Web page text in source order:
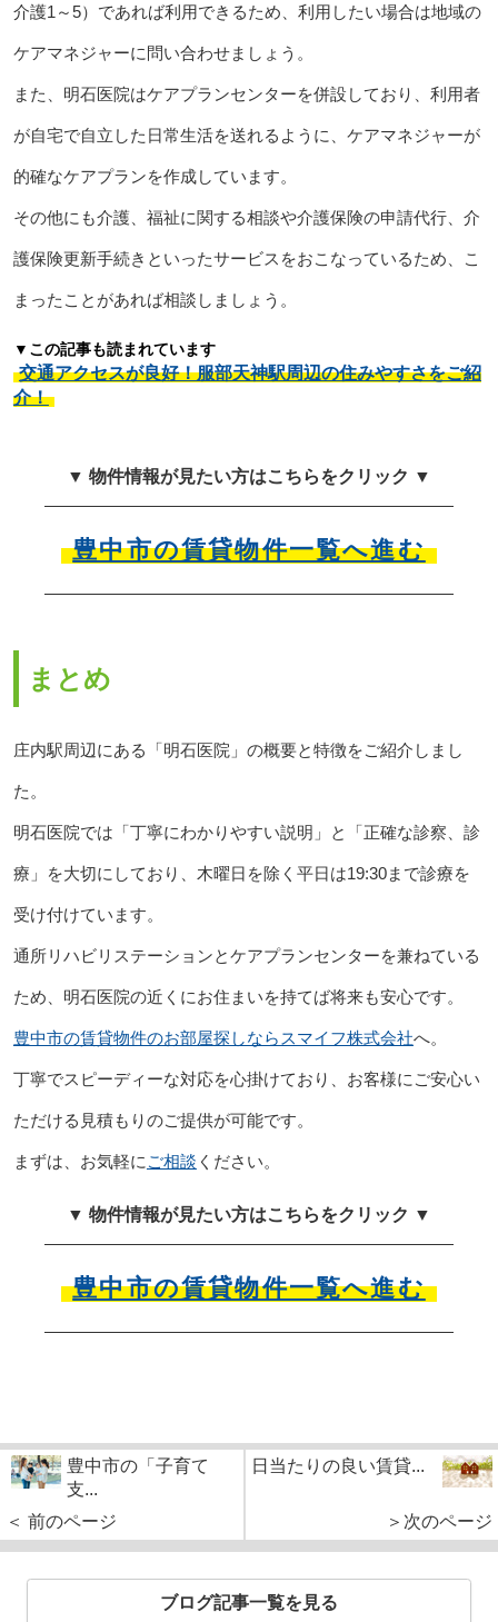
介護1～5）であれば利用できるため、利用したい場合は地域の
ケアマネジャーに問い合わせましょう。
また、明石医院はケアプランセンターを併設しており、利用者
が自宅で自立した日常生活を送れるように、ケアマネジャーが
的確なケアプランを作成しています。
その他にも介護、福祉に関する相談や介護保険の申請代行、介
護保険更新手続きといったサービスをおこなっているため、こ
まったことがあれば相談しましょう。
▼この記事も読まれています
交通アクセスが良好！服部天神駅周辺の住みやすさをご紹
介！
▼ 物件情報が見たい方はこちらをクリック ▼
豊中市の賃貸物件一覧へ進む
まとめ
庄内駅周辺にある「明石医院」の概要と特徴をご紹介しまし
た。
明石医院では「丁寧にわかりやすい説明」と「正確な診察、診
療」を大切にしており、木曜日を除く平日は19:30まで診療を
受け付けています。
通所リハビリステーションとケアプランセンターを兼ねている
ため、明石医院の近くにお住まいを持てば将来も安心です。
豊中市の賃貸物件のお部屋探しならスマイフ株式会社へ。
丁寧でスピーディーな対応を心掛けており、お客様にご安心い
ただける見積もりのご提供が可能です。
まずは、お気軽に ご相談 ください。
▼ 物件情報が見たい方はこちらをクリック ▼
豊中市の賃貸物件一覧へ進む
豊中市の「子育て
支...
＜ 前のページ
日当たりの良い賃貸...
＞次のページ
ブログ記事一覧を見る